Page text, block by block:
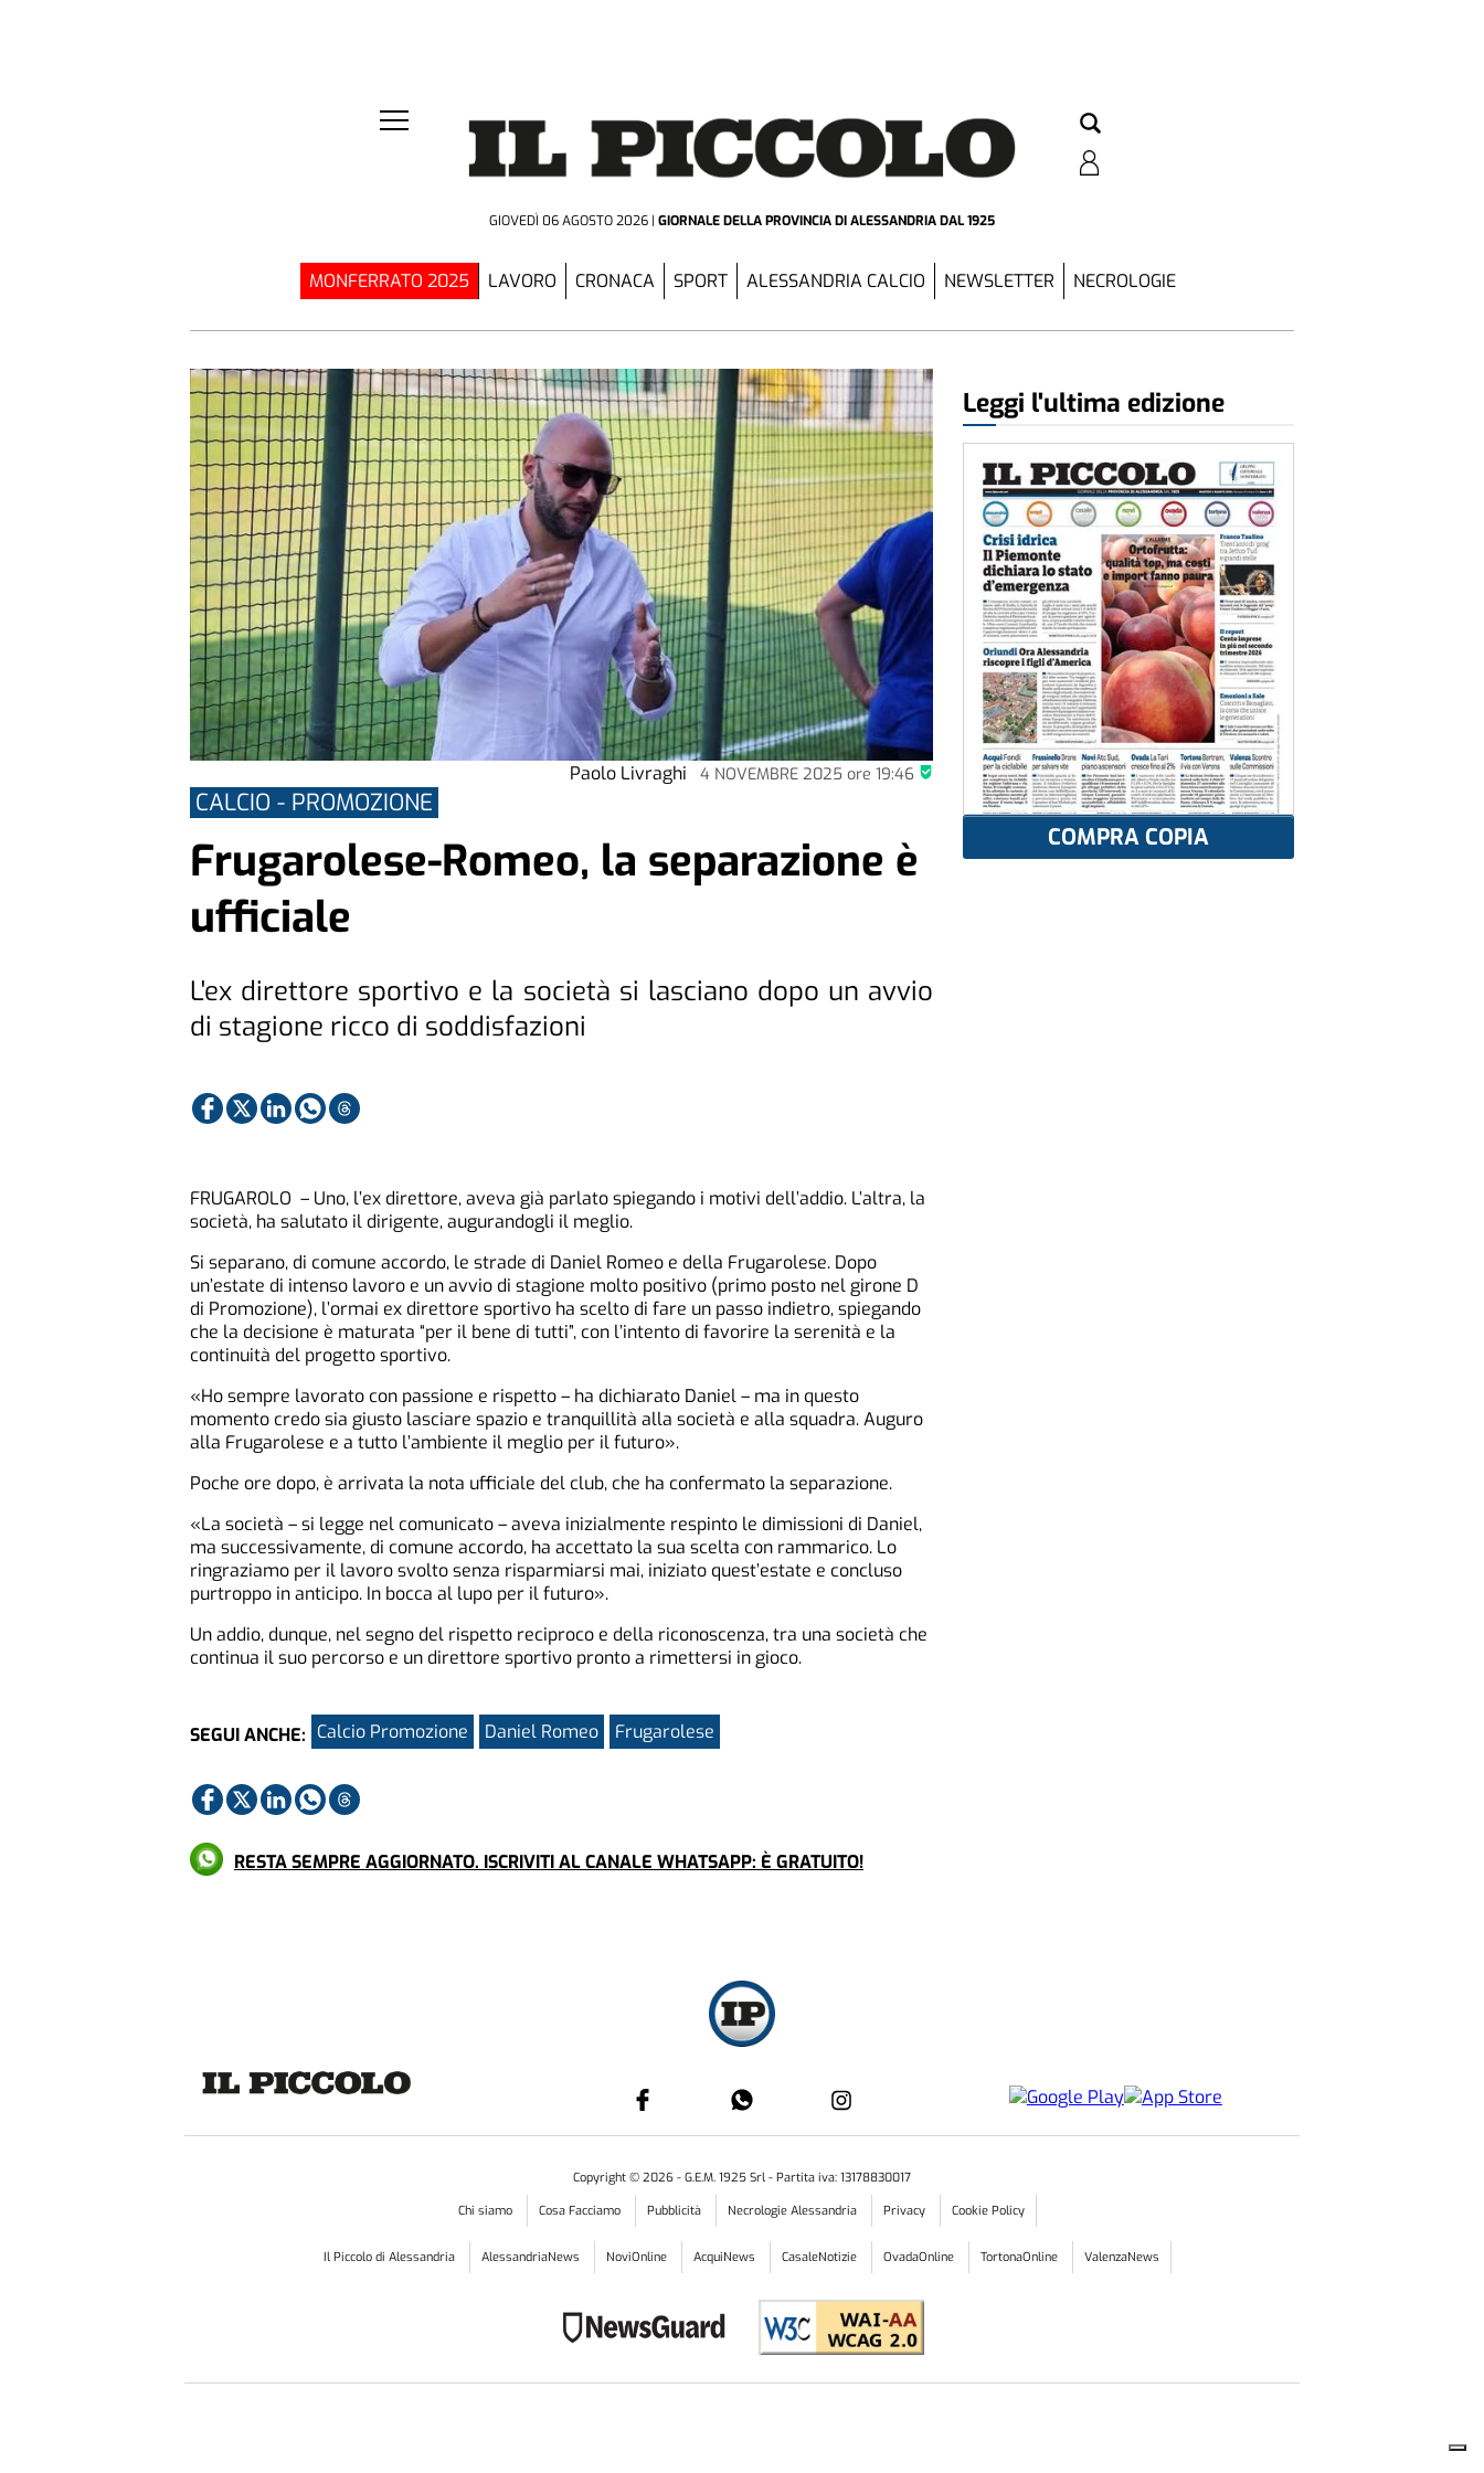
GIOVEDÌ 06 AGOSTO 2026 GIORNALE DELLA PROVINCIADI ALESSANDRIA DAL 1925
MONFERRATO 2025 LAVORO CRONACA SPORT ALESSANDRIA CALCIO NEWSLETTER NECROLOGIE
Paolo Livraghi 4 NOVEMBRE 2025ore 19:46
CALCIO - PROMOZIONE
Frugarolese-Romeo, la separazione è
ufficiale
L'ex direttore sportivo e la società si lasciano dopo un avvio
di stagione ricco di soddisfazioni
FRUGAROLO – Uno, l’ex direttore, aveva già parlato spiegando i motivi dell’addio. L’altra, la
società, ha salutato il dirigente, augurandogli il meglio.
Si separano, di comune accordo, le strade di Daniel Romeo e della Frugarolese. Dopo
un’estate di intenso lavoro e un avvio di stagione molto positivo (primo posto nel girone D
di Promozione), l’ormai ex direttore sportivo ha scelto di fare un passo indietro, spiegando
che la decisione è maturata “per il bene di tutti”, con l’intento di favorire la serenità e la
continuità del progetto sportivo.
«Ho sempre lavorato con passione e rispetto – ha dichiarato Daniel – ma in questo
momento credo sia giusto lasciare spazio e tranquillità alla società e alla squadra. Auguro
alla Frugarolese e a tutto l’ambiente il meglio per il futuro».
Poche ore dopo, è arrivata la nota ufficiale del club, che ha confermato la separazione.
«La società – si legge nel comunicato – aveva inizialmente respinto le dimissioni di Daniel,
ma successivamente, di comune accordo, ha accettato la sua scelta con rammarico. Lo
ringraziamo per il lavoro svolto senza risparmiarsi mai, iniziato quest’estate e concluso
purtroppo in anticipo. In bocca al lupo per il futuro».
Un addio, dunque, nel segno del rispetto reciproco e della riconoscenza, tra una società che
continua il suo percorso e un direttore sportivo pronto a rimettersi in gioco.
SEGUI ANCHE: Calcio Promozione Daniel Romeo Frugarolese
RESTA SEMPRE AGGIORNATO. ISCRIVITI AL CANALE WHATSAPP: È GRATUITO!
Leggi l'ultima edizione
COMPRA COPIA
Copyright © 2026 - G.E.M. 1925 Srl - Partita iva: 13178830017
Chi siamo
Cosa Facciamo Pubblicità Necrologie Alessandria Privacy Cookie Policy
Il Piccolo di Alessandria AlessandriaNews NoviOnline AcquiNews CasaleNotizie OvadaOnline TortonaOnline ValenzaNews